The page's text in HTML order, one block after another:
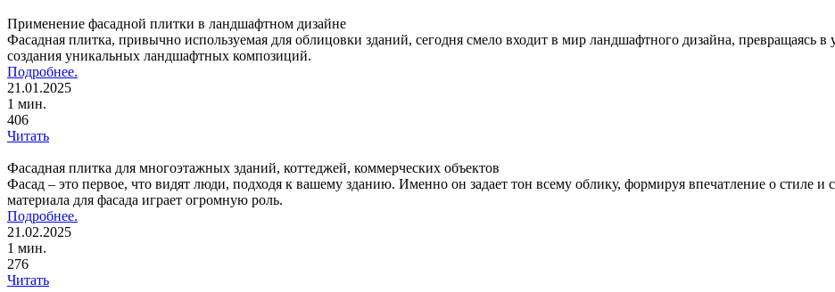
Применение фасадной плитки в ландшафтном дизайне
Фасадная плитка, привычно используемая для облицовки зданий, сегодня смело входит в мир ландшафтного дизайна, превращаясь
создания уникальных ландшафтных композиций.
Подробнее.
21.01.2025
1 мин.
406
Читать
Фасадная плитка для многоэтажных зданий, коттеджей, коммерческих объектов
Фасад – это первое, что видят люди, подходя к вашему зданию. Именно он задает тон всему облику, формируя впечатление о стиле и
материала для фасада играет огромную роль.
Подробнее.
21.02.2025
1 мин.
276
Читать